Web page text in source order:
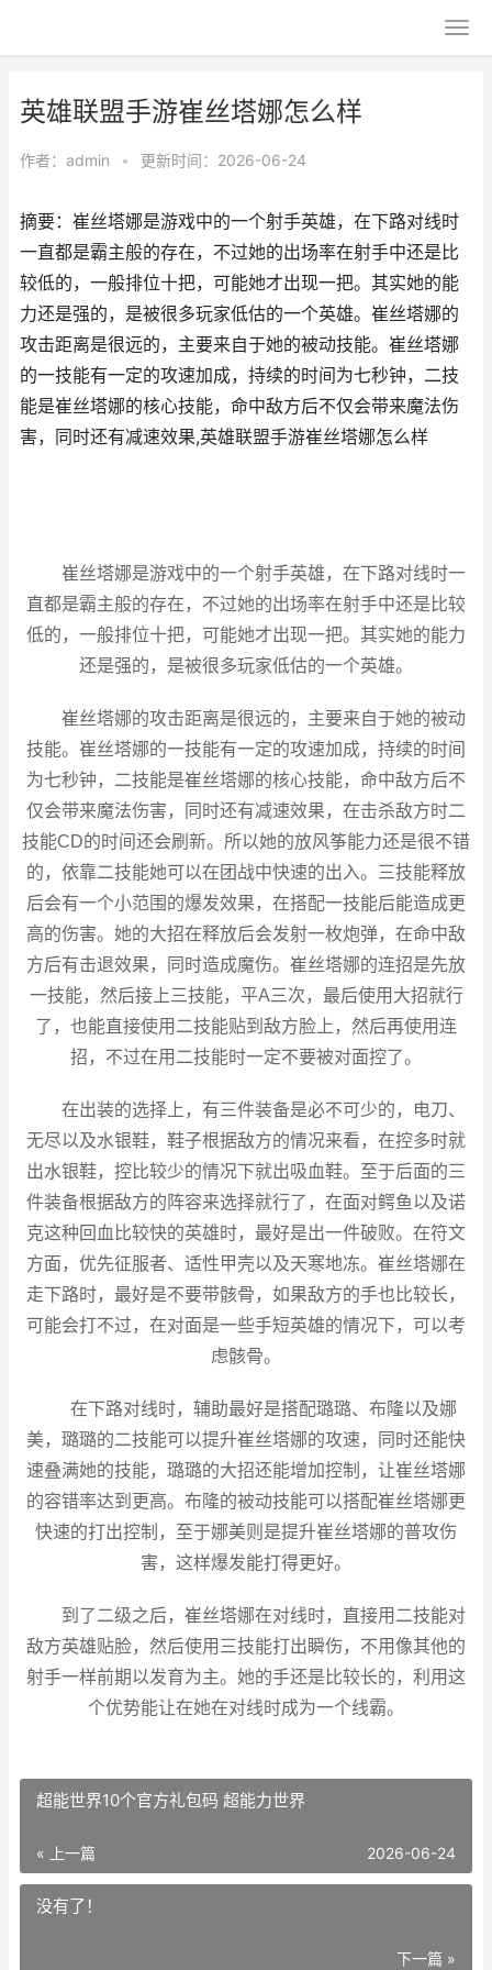
英雄联盟手游崔丝塔娜怎么样
作者： admin • 更新时间：2026-06-24
摘要：崔丝塔娜是游戏中的一个射手英雄，在下路对线时
一直都是霸主般的存在，不过她的出场率在射手中还是比
较低的，一般排位十把，可能她才出现一把。其实她的能
力还是强的，是被很多玩家低估的一个英雄。崔丝塔娜的
攻击距离是很远的，主要来自于她的被动技能。崔丝塔娜
的一技能有一定的攻速加成，持续的时间为七秒钟，二技
能是崔丝塔娜的核心技能，命中敌方后不仅会带来魔法伤
害，同时还有减速效果,英雄联盟手游崔丝塔娜怎么样
崔丝塔娜是游戏中的一个射手英雄，在下路对线时一
直都是霸主般的存在，不过她的出场率在射手中还是比较
低的，一般排位十把，可能她才出现一把。其实她的能力
还是强的，是被很多玩家低估的一个英雄。
崔丝塔娜的攻击距离是很远的，主要来自于她的被动
技能。崔丝塔娜的一技能有一定的攻速加成，持续的时间
为七秒钟，二技能是崔丝塔娜的核心技能，命中敌方后不
仅会带来魔法伤害，同时还有减速效果，在击杀敌方时二
技能CD的时间还会刷新。所以她的放风筝能力还是很不错
的，依靠二技能她可以在团战中快速的出入。三技能释放
后会有一个小范围的爆发效果，在搭配一技能后能造成更
高的伤害。她的大招在释放后会发射一枚炮弹，在命中敌
方后有击退效果，同时造成魔伤。崔丝塔娜的连招是先放
一技能，然后接上三技能，平A三次，最后使用大招就行
了，也能直接使用二技能贴到敌方脸上，然后再使用连
招，不过在用二技能时一定不要被对面控了。
在出装的选择上，有三件装备是必不可少的，电刀、
无尽以及水银鞋，鞋子根据敌方的情况来看，在控多时就
出水银鞋，控比较少的情况下就出吸血鞋。至于后面的三
件装备根据敌方的阵容来选择就行了，在面对鳄鱼以及诺
克这种回血比较快的英雄时，最好是出一件破败。在符文
方面，优先征服者、适性甲壳以及天寒地冻。崔丝塔娜在
走下路时，最好是不要带骸骨，如果敌方的手也比较长，
可能会打不过，在对面是一些手短英雄的情况下，可以考
虑骸骨。
在下路对线时，辅助最好是搭配璐璐、布隆以及娜
美，璐璐的二技能可以提升崔丝塔娜的攻速，同时还能快
速叠满她的技能，璐璐的大招还能增加控制，让崔丝塔娜
的容错率达到更高。布隆的被动技能可以搭配崔丝塔娜更
快速的打出控制，至于娜美则是提升崔丝塔娜的普攻伤
害，这样爆发能打得更好。
到了二级之后，崔丝塔娜在对线时，直接用二技能对
敌方英雄贴脸，然后使用三技能打出瞬伤，不用像其他的
射手一样前期以发育为主。她的手还是比较长的，利用这
个优势能让在她在对线时成为一个线霸。
超能世界10个官方礼包码 超能力世界
« 上一篇 2026-06-24
没有了！
下一篇 »